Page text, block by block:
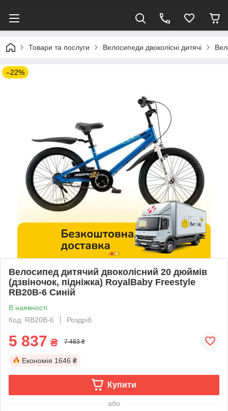
Товари та послуги Велосипеди двоколісні дитячі
–22%
Велосипед дитячий двоколісний 20 дюймів
(дзвіночок, підніжка) RoyalBaby Freestyle
RB20B-6 Синій
В наявності
Код: RB20B-6
Роздріб
5 837 ₴ 7 483 ₴
Економія 1646 ₴
Купити
або